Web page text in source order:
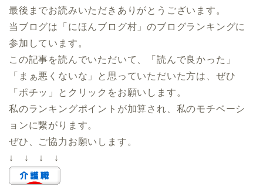
最後までお読みいただきありがとうございます。
当ブログは「にほんブログ村」のブログランキングに
参加しています。
この記事を読んでいただいて、「読んで良かった」
「まぁ悪くないな」と思っていただいた方は、ぜひ
「ポチッ」とクリックをお願いします。
私のランキングポイントが加算され、私のモチベーシ
ョンに繋がります。
ぜひ、ご協力お願いします。
↓ ↓ ↓ ↓